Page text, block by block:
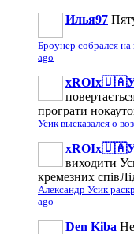
Илья97
Броунер собрался
ago
програти
Усик высказался о
виходити
кремезних
Александр Усик
ago
Den Kiba